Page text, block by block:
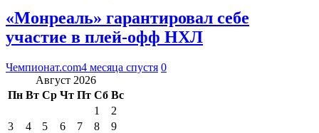
«Монреаль» гарантировал себе
участие в плей-офф НХЛ
Чемпионат.com4 месяца спустя 0
Август 2026
Пн Вт Ср Чт Пт Сб Вс
1
2
3
4 5 6 7 8
9